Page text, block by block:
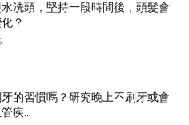
洗頭，堅持一段時間後，頭髮會
？...
的習慣嗎？研究晚上不刷牙或會
疾...